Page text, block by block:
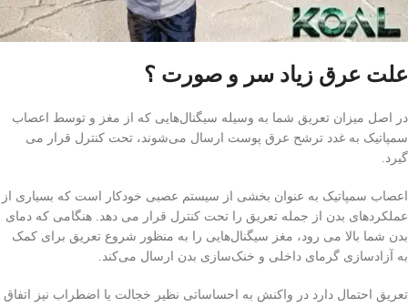
علت عرق زیاد سر و صورت ؟
در اصل میزان تعریق شما به وسیله سیگنال‌هایی که از مغز و توسط اعصاب
سمپاتیک به غدد ترشح عرق پوست ارسال می‌شوند، تحت کنترل قرار می
گیرد.
اعصاب سمپاتیک به عنوان بخشی از سیستم عصبی خودکار است که بسیاری از
عملکردهای بدن از جمله تعریق را تحت کنترل قرار می دهد. هنگامی که دمای
بدن شما بالا می رود، مغز سیگنال‌هایی را به منظور شروع تعریق برای کمک
به آزادسازی گرمای داخلی و خنک‌سازی بدن ارسال می‌کند.
تعریق احتمال دارد در واکنش به احساساتی نظیر خجالت یا اضطراب نیز اتفاق